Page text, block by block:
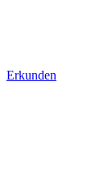
Erkunden